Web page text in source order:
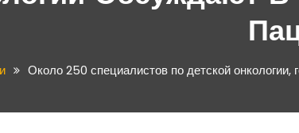
Около 250 специалистов по детской